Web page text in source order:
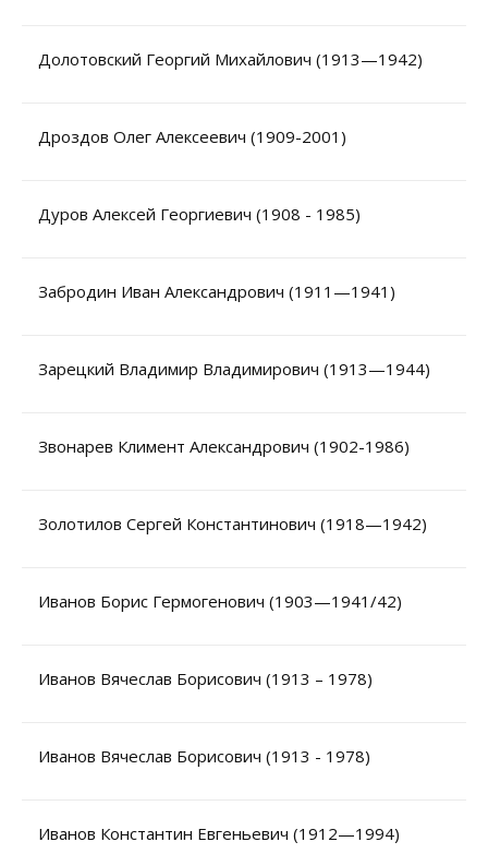
Долотовский Георгий Михайлович (1913—1942)
Дроздов Олег Алексеевич (1909-2001)
Дуров Алексей Георгиевич (1908 - 1985)
Забродин Иван Александрович (1911—1941)
Зарецкий Владимир Владимирович (1913—1944)
Звонарев Климент Александрович (1902-1986)
Золотилов Сергей Константинович (1918—1942)
Иванов Борис Гермогенович (1903—1941/42)
Иванов Вячеслав Борисович (1913 – 1978)
Иванов Вячеслав Борисович (1913 - 1978)
Иванов Константин Евгеньевич (1912—1994)